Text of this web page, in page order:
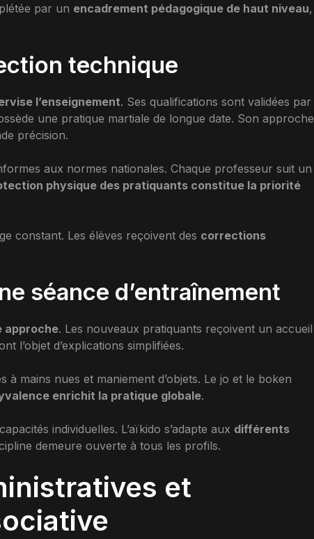
par un encadrement pédagogique de haut niveau,
technique
l’enseignement. Ses qualifications sont validées par
une pratique martiale de longue date. Son approche
précision.
aux normes nationales. Chaque professeur suit un
physique des pratiquants constitue la priorité
constant. Les élèves reçoivent des corrections
séance d’entraînement
approche. Les nouveaux pratiquants reçoivent un accueil
l’objet d’explications simplifiées.
à mains nues et maniement d’objets. Le jo et le boken
enrichit la pratique globale.
individuelles. L’aïkido s’adapte aux différents
demeure ouverte à tous les profils.
et